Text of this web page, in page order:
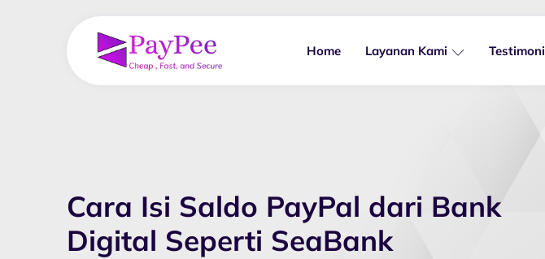
Home Layanan Kami Testimoni
Cara Isi Saldo PayPal dari Bank
Digital Seperti SeaBank